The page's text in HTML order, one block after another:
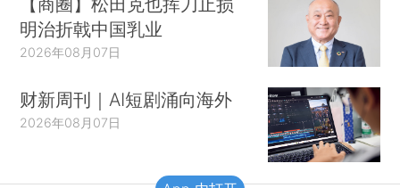
明治折戟中国乳业
2026年08月07日
财新周刊｜AI短剧涌向海外
2026年08月07日